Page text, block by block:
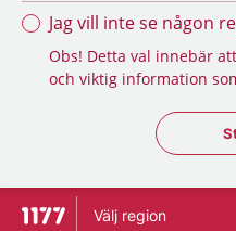
Jag vill inte se någon
Obs! Detta val innebär
och viktig information
Till startsidan för 1177
Välj region